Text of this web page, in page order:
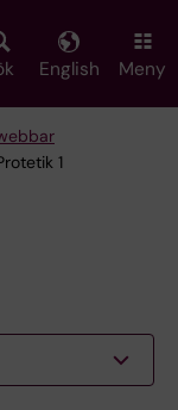
English Meny
1